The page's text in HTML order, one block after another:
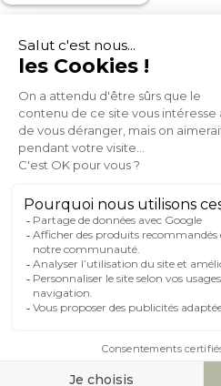
MOYENS DE
© 2007-
Tous droits